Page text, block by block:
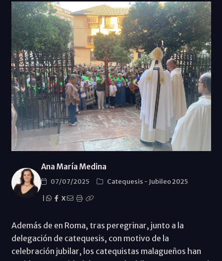
Ana María Medina
07/07/2025 Catequesis - Jubileo 2025
X
Además de en Roma, tras peregrinar, junto a la
delegación de catequesis, con motivo de la
celebración jubilar, los catequistas malagueños han